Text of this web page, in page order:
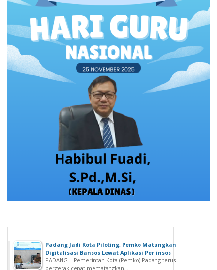
Padang Jadi Kota Piloting, Pemko Matangkan
Digitalisasi Bansos Lewat Aplikasi Perlinsos
PADANG – Pemerintah Kota (Pemko) Padang terus
bergerak cepat mematangkan...